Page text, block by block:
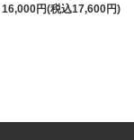
16,000円(税込17,600円)